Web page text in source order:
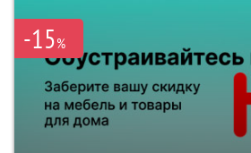
-15%